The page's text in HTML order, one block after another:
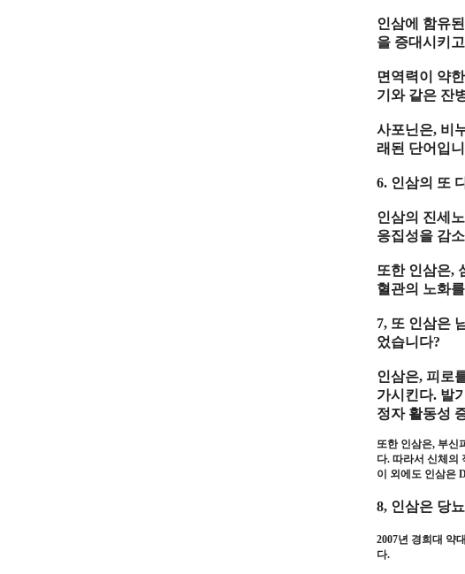
인삼에 함유된
을 증대시키고
면역력 이 약한
기 와 같은 잔
사포닌은, 비
래 된 단어 입
6. 인삼의 또
인삼의 진세
응집성을 감소
또한 인삼은,
혈관의 노화를
7, 또 인삼은
었습니다?
인삼은, 피로
가시킨다. 발
정자 활동성
또한 인삼은, 부신
다. 따라서 신체 의
이 외에도 인삼은
8, 인삼은 당
2007년 경희대 약
다.